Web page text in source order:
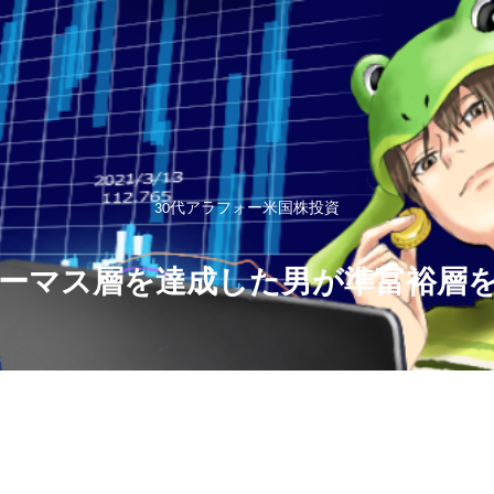
30代アラフォー米国株投資
マス層を達成した男が準富裕層